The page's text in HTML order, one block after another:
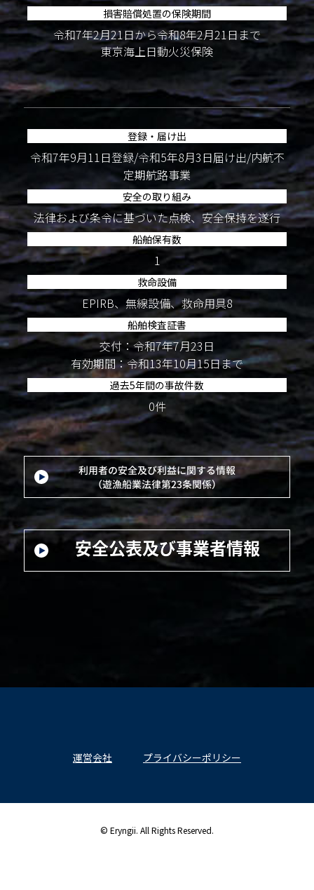
損害賠償処置の保険期間
令和7年2月21日から令和8年2月21日まで
東京海上日動火災保険
登録・届け出
令和7年9月11日登録/令和5年8月3日届け出/内航不
定期航路事業
安全の取り組み
法律および条令に基づいた点検、安全保持を遂行
船舶保有数
1
救命設備
EPIRB、無線設備、救命用具8
船舶検査証書
交付：令和7年7月23日
有効期間：令和13年10月15日まで
過去5年間の事故件数
0件
運営会社 プライバシーポリシー
© Eryngii. All Rights Reserved.